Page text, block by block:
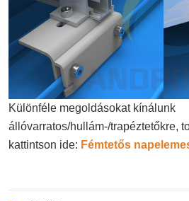
Különféle megoldásokat kínálunk
állóvarratos/hullám-/trapéztetőkre,
kattintson ide: Fémtetős